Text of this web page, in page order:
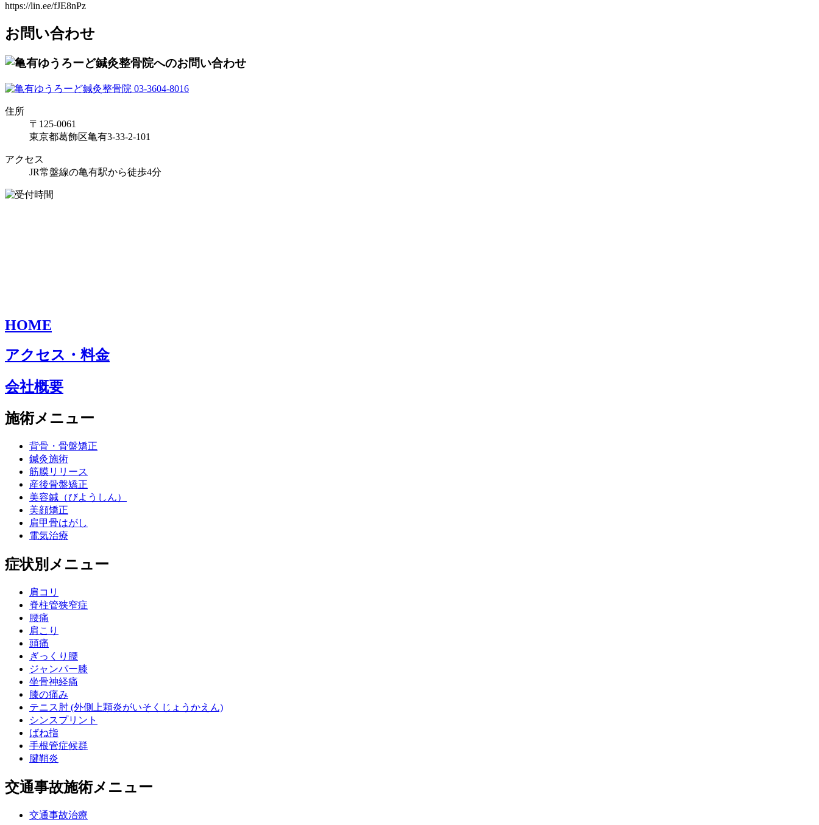
https://lin.ee/fJE8nPz
お問い合わせ
住所
〒125-0061
東京都葛飾区亀有3-33-2-101
アクセス
JR常盤線の亀有駅から徒歩4分
HOME
アクセス・料金
会社概要
施術メニュー
背骨・骨盤矯正
鍼灸施術
筋膜リリース
産後骨盤矯正
美容鍼（びようしん）
美顔矯正
肩甲骨はがし
電気治療
症状別メニュー
肩コリ
脊柱管狭窄症
腰痛
肩こり
頭痛
ぎっくり腰
ジャンパー膝
坐骨神経痛
膝の痛み
テニス肘 (外側上顆炎がいそくじょうかえん)
シンスプリント
ばね指
手根管症候群
腱鞘炎
交通事故施術メニュー
交通事故治療